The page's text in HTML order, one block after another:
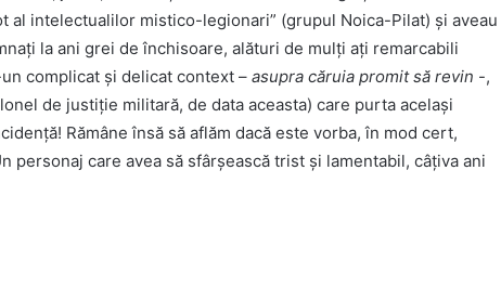
al intelectualilor mistico-legionari” (grupul Noica-Pilat) și aveau
la ani grei de închisoare, alături de mulți ați remarcabili
complicat și delicat context – asupra căruia promit să revin -,
de justiție militară, de data aceasta) care purta același
Rămâne însă să aflăm dacă este vorba, în mod cert,
personaj care avea să sfârșească trist și lamentabil, câțiva ani